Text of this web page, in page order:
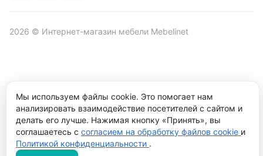
2026 © Интернет-магазин мебели Mebelinet
конфиденциальности
Продвижение сайта студияРекламный контент
Мы используем файлы cookie. Это помогает нам
анализировать взаимодействие посетителей с сайтом и
делать его лучше. Нажимая кнопку «Принять», вы
соглашаетесь с согласием на обработку файлов cookie и
Политикой конфиденциальности .